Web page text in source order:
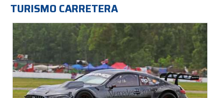
TURISMO CARRETERA